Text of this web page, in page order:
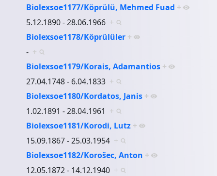
Biolexsoe1177/Köprülü, Mehmed Fuad +
5.12.1890 - 28.06.1966 +
Biolexsoe1178/Köprülüler +
- +
Biolexsoe1179/Korais, Adamantios +
27.04.1748 - 6.04.1833 +
Biolexsoe1180/Kordatos, Janis +
1.02.1891 - 28.04.1961 +
Biolexsoe1181/Korodi, Lutz +
15.09.1867 - 25.03.1954 +
Biolexsoe1182/Korošec, Anton +
12.05.1872 - 14.12.1940 +